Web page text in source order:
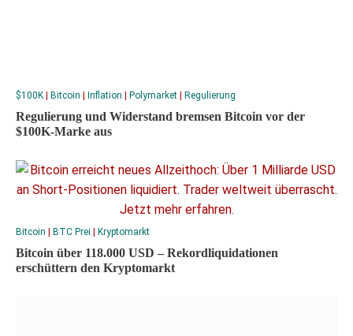
$100K | Bitcoin | Inflation | Polymarket | Regulierung
Regulierung und Widerstand bremsen Bitcoin vor der
$100K-Marke aus
Bitcoin | BTC Prei | Kryptomarkt
Bitcoin über 118.000 USD – Rekordliquidationen
erschüttern den Kryptomarkt